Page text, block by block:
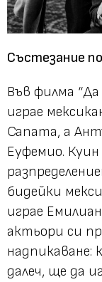
Състезание
Във филма
играе
Сапата, а
Еуфемио. Куин
бидейки
играе
актьори си
далеч, ще да